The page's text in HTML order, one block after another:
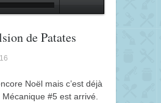
de Patates
Noël mais c’est déjà
#5 est arrivé.